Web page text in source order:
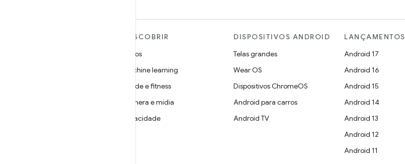
DESCOBRIR
Jogos
Machine learning
Saúde e fitness
Câmera e mídia
Privacidade
DISPOSITIVOS ANDROID
Telas grandes
Wear OS
Dispositivos ChromeOS
Android para carros
Android TV
LANÇAMENTOS
Android 17
Android 16
Android 15
Android 14
Android 13
Android 12
Android 11